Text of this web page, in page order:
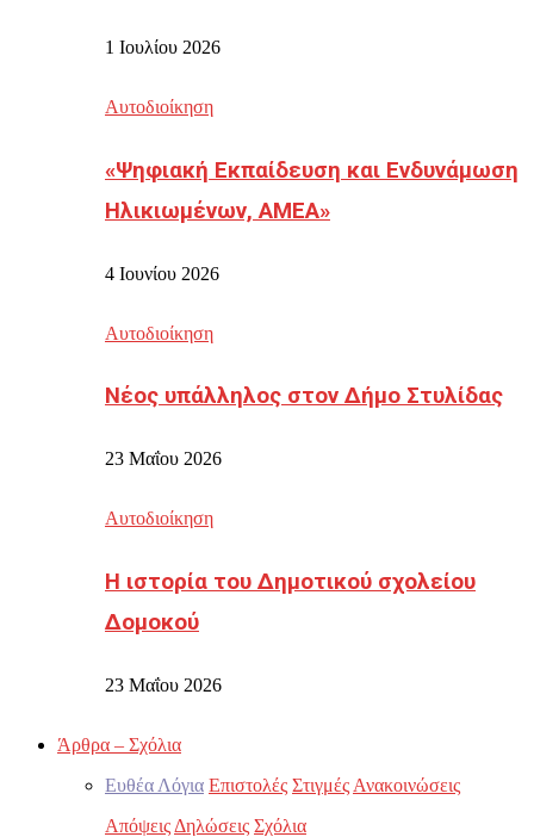
1 Ιουλίου 2026
Αυτοδιοίκηση
«Ψηφιακή Εκπαίδευση και Ενδυνάμωση
Ηλικιωμένων, ΑΜΕΑ»
4 Ιουνίου 2026
Αυτοδιοίκηση
Νέος υπάλληλος στον Δήμο Στυλίδας
23 Μαΐου 2026
Αυτοδιοίκηση
Η ιστορία του Δημοτικού σχολείου
Δομοκού
23 Μαΐου 2026
Άρθρα – Σχόλια
Ευθέα Λόγια Επιστολές Στιγμές Ανακοινώσεις
Απόψεις Δηλώσεις Σχόλια